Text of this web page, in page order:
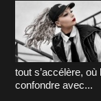
tout s’accélère, où
confondre avec...